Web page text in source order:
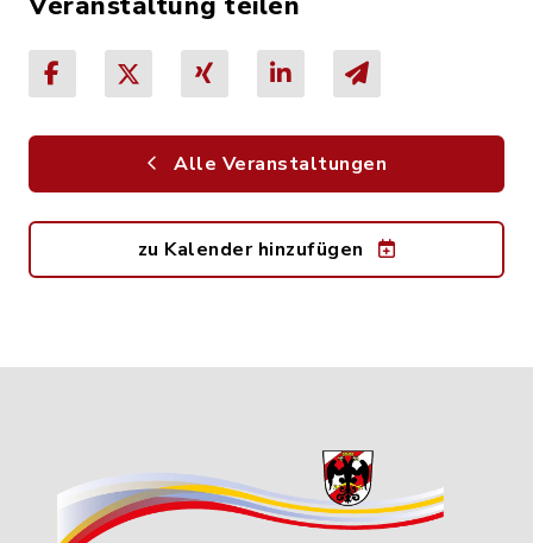
Alle Veranstaltungen
zu Kalender hinzufügen